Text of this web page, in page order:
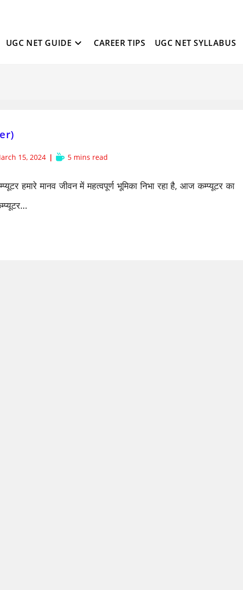
UGC NET GUIDE CAREER TIPS UGC NET SYLLABUS
15, 2024
Reading
5 mins read
हमारे मानव जीवन में महत्वपूर्ण भूमिका निभा रहा है, आज कम्प्यूटर का